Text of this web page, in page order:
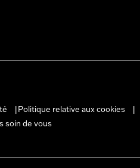
Politique relative aux cookies
soin de vous